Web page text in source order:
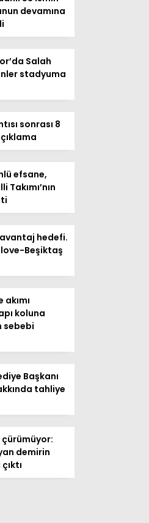
devamına
Salah
stadyuma
sonrası 8
efsane,
Takımı’nın
hedefi.
Beşiktaş
akımı
koluna
sebebi
Başkanı
tahliye
çürümüyor:
demirin